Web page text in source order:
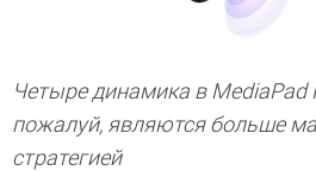
Четыре динамика в MediaPad
пожалуй, являются больше
стратегией